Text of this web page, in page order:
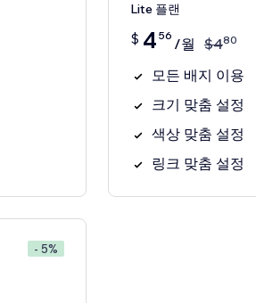
Lite 플랜
$ 4 56 /월 $480
모든 배지 이용
크기 맞춤 설정
색상 맞춤 설정
링크 맞춤 설정
- 5%